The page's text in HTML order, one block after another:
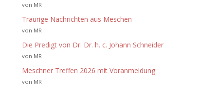
von MR
Traurige Nachrichten aus Meschen
von MR
Die Predigt von Dr. Dr. h. c. Johann Schneider
von MR
Meschner Treffen 2026 mit Voranmeldung
von MR